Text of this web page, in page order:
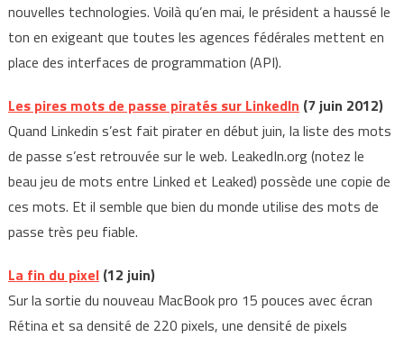
nouvelles technologies. Voilà qu’en mai, le président a haussé le
ton en exigeant que toutes les agences fédérales mettent en
place des interfaces de programmation (API).
Les pires mots de passe piratés sur LinkedIn (7 juin 2012)
Quand Linkedin s’est fait pirater en début juin, la liste des mots
de passe s’est retrouvée sur le web. LeakedIn.org (notez le
beau jeu de mots entre Linked et Leaked) possède une copie de
ces mots. Et il semble que bien du monde utilise des mots de
passe très peu fiable.
La fin du pixel(12 juin)
Sur la sortie du nouveau MacBook pro 15 pouces avec écran
Rétina et sa densité de 220 pixels, une densité de pixels